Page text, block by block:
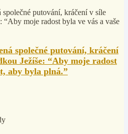
společné putování, kráčení
Ježíše: “Aby moje radost
aby byla plná.”